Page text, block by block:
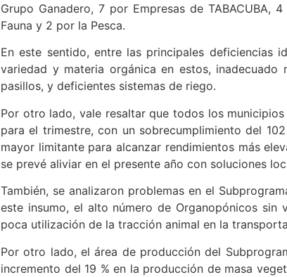
Grupo Ganadero, 7 por Empresas de TABACUBA,
Fauna y 2 por la Pesca.
En este sentido, entre las principales deficiencias
variedad y materia orgánica en estos,
pasillos, y deficientes sistemas de riego.
Por otro lado, vale resaltar que todos los
para el trimestre, con un sobrecumplimiento del
mayor limitante para alcanzar rendimientos más
se prevé aliviar en el presente año con soluciones
También, se analizaron problemas en el
este insumo, el alto número de Organopónicos
poca utilización de la tracción animal en la
Por otro lado, el área de producción del
incremento del 19 % en la producción de masa